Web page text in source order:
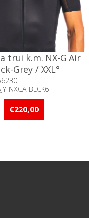
trui k.m. NX-G Air
Grey / XXL°
NXGA-BLCK6
Minder dan 5 stuks
€220,00